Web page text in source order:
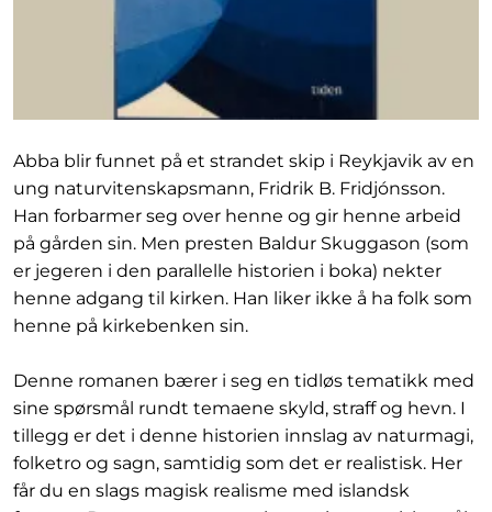
Abba blir funnet på et strandet skip i Reykjavik av en
ung naturvitenskapsmann, Fridrik B. Fridjónsson.
Han forbarmer seg over henne og gir henne arbeid
på gården sin. Men presten Baldur Skuggason (som
er jegeren i den parallelle historien i boka) nekter
henne adgang til kirken. Han liker ikke å ha folk som
henne på kirkebenken sin.
Denne romanen bærer i seg en tidløs tematikk med
sine spørsmål rundt temaene skyld, straff og hevn. I
tillegg er det i denne historien innslag av naturmagi,
folketro og sagn, samtidig som det er realistisk. Her
får du en slags magisk realisme med islandsk